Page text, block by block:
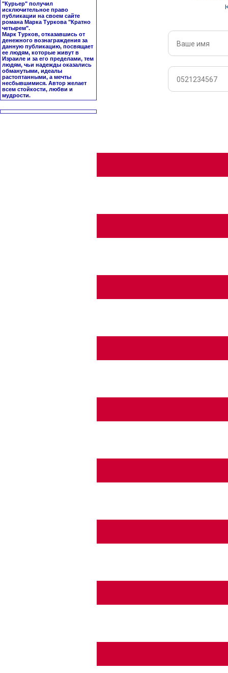
"Курьер" получил
исключительное право
публикации на своем сайте
романа Марка Туркова "Кратно
четырем".
Марк Турков, отказавшись от
денежного вознаграждения за
данную публикацию, посвящает
ее людям, которые живут в
Израиле и за его пределами, тем
людям, чьи надежды оказались
обманутыми, идеалы
растоптанными, а мечты
несбывшимися. Автор желает
всем стойкости, любви и
мудрости.